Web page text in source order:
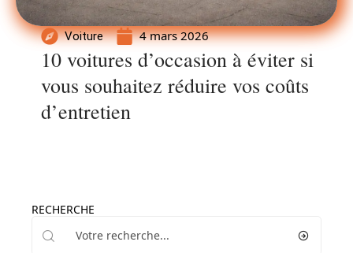
Voiture 4 mars 2026
10 voitures d’occasion à éviter si
vous souhaitez réduire vos coûts
d’entretien
RECHERCHE